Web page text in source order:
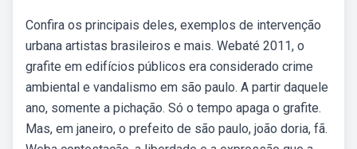
Confira os principais deles, exemplos de intervenção
urbana artistas brasileiros e mais. Webaté 2011, o
grafite em edifícios públicos era considerado crime
ambiental e vandalismo em são paulo. A partir daquele
ano, somente a pichação. Só o tempo apaga o grafite.
Mas, em janeiro, o prefeito de são paulo, joão doria, fã.